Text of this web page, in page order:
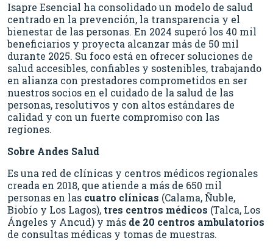
Isapre Esencial ha consolidado un modelo de salud
centrado en la prevención, la transparencia y el
bienestar de las personas. En 2024 superó los 40 mil
beneficiarios y proyecta alcanzar más de 50 mil
durante 2025. Su foco está en ofrecer soluciones de
salud accesibles, confiables y sostenibles, trabajando
en alianza con prestadores comprometidos en ser
nuestros socios en el cuidado de la salud de las
personas, resolutivos y con altos estándares de
calidad y con un fuerte compromiso con las
regiones.
Sobre Andes Salud
Es una red de clínicas y centros médicos regionales
creada en 2018, que atiende a más de 650 mil
personas en las cuatro clínicas (Calama, Ñuble,
Biobío y Los Lagos), tres centros médicos (Talca, Los
Ángeles y Ancud) y más de 20 centros ambulatorios
de consultas médicas y tomas de muestras.